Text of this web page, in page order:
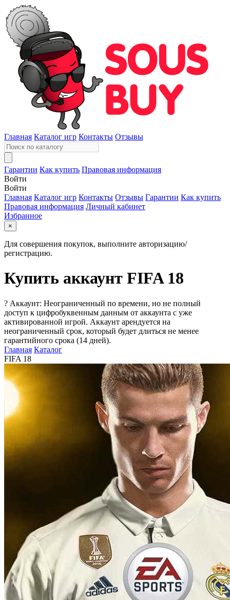
Главная Каталог игр Контакты Отзывы
Гарантии Как купить Правовая информация
Войти
Войти
Главная Каталог игр Контакты Отзывы Гарантии Как купить
Правовая информация Личный кабинет
Избранное
×
Для совершения покупок, выполните авторизацию/
регистрацию.
Купить аккаунт FIFA 18
? Аккаунт: Неограниченный по времени, но не полный
доступ к цифробуквенным данным от аккаунта с уже
активированной игрой. Аккаунт арендуется на
неограниченный срок, который будет длиться не менее
гарантийного срока (14 дней).
Главная Каталог
FIFA 18